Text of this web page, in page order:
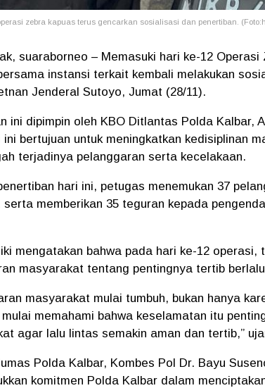
zebra kapuas terus gencarkan sosialisasi dan penertiban.
suaraborneo – Memasuki hari ke-12
instansi terkait kembali melakukan
Jenderal Sutoyo, Jumat (28/11).
ini dipimpin oleh KBO Ditlantas Polda Kalbar,
ini bertujuan untuk meningkatkan kedisiplinan
terjadinya pelanggaran serta kecelakaan.
hari ini, petugas menemukan 37
serta memberikan 35 teguran kepada
mengatakan bahwa pada hari ke-12 operasi,
masyarakat tentang pentingnya tertib
masyarakat mulai tumbuh, bukan hanya
memahami bahwa keselamatan itu
agar lalu lintas semakin aman dan tertib,”
Polda Kalbar, Kombes Pol Dr. Bayu
komitmen Polda Kalbar dalam